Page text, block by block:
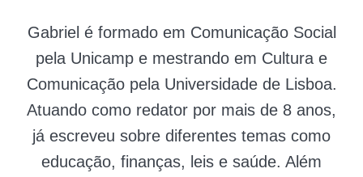
Gabriel é formado em Comunicação Social
pela Unicamp e mestrando em Cultura e
Comunicação pela Universidade de Lisboa.
Atuando como redator por mais de 8 anos,
já escreveu sobre diferentes temas como
educação, finanças, leis e saúde. Além